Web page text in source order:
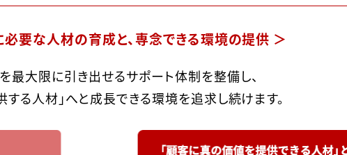
要な人材の育成と、専念できる環境の提供 ＞
最大限に引き出せるサポート体制を整備し、
る人材」へと成長できる環境を追求し続けます。